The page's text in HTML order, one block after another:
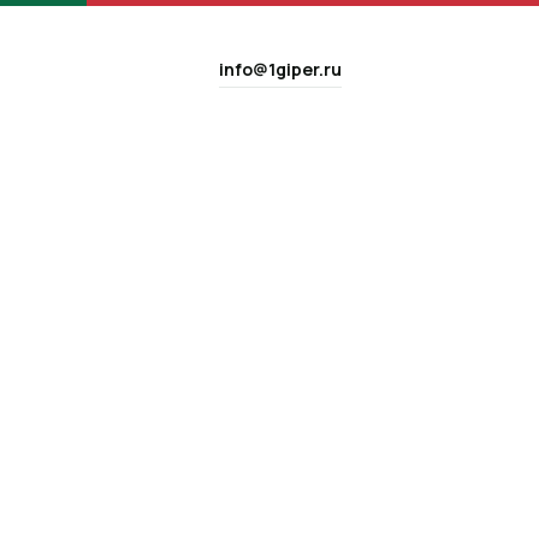
info@1giper.ru